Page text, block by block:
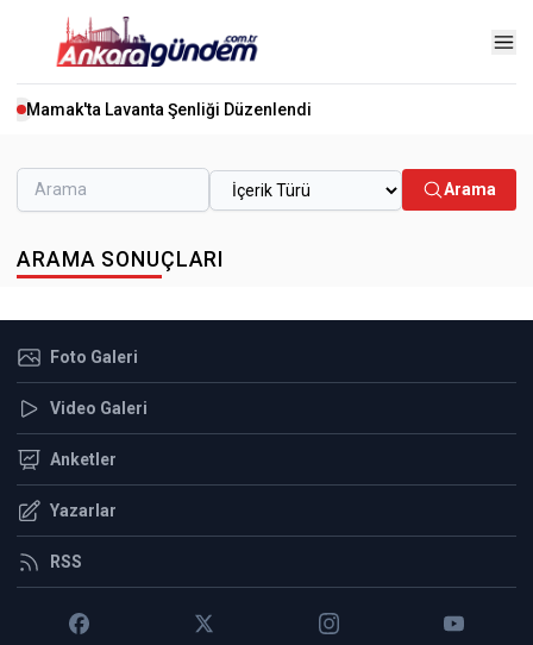
Mamak'ta Lavanta Şenliği Düzenlendi
Arama
ARAMA SONUÇLARI
Foto Galeri
Video Galeri
Anketler
Yazarlar
RSS